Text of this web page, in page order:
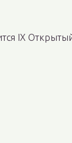
IX